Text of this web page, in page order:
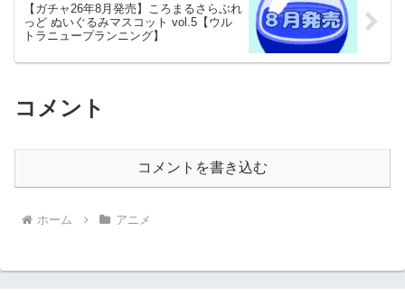
【ガチャ26年8月発売】ころまるさらぶれ
っど ぬいぐるみマスコット vol.5【ウル
トラニュープランニング】
コメント
コメントを書き込む
ホーム アニメ